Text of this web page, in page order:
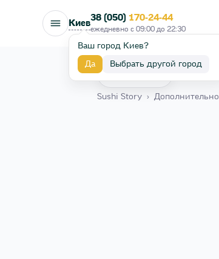
Киев
Ваш город Киев?
Да Выбрать другой город
38 (050) 170-24-44
ежедневно с 09:00 до 22:30
Sushi Story › Дополнительно